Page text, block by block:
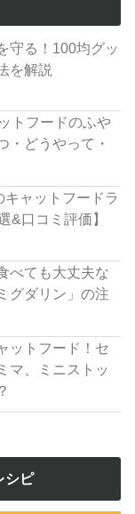
守る！100均グッ
を解説
トフードのふや
・どうやって・
ャットフードラ
&口コミ評価】
べても大丈夫な
グダリン」の注
ットフード！セ
マ、ミニストッ
シピ